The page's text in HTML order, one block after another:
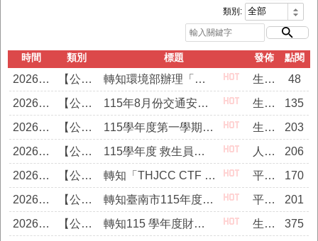
類別:
時間 類別 標題 發佈 點閱
2026/08/07 【公告】 轉知環境部辦理「環境部第1屆高級中等學校內永續部門養成培力計畫」。 生輔組長
48
2026/08/05
【公告】 115年8月份交通安全宣導主題及宣導圖 生輔組員
135
2026/08/04
【公告】 115學年度第一學期學生就學貸款申辦流程 生輔組員
203
2026/08/03
【公告】 115學年度 救生員甄選簡章 人事主任
206
2026/08/03
【公告】 轉知「THJCC CTF 2026 Summer 第三屆夏季臺灣高中職聯合資安競賽」 平台管理者
170
2026/08/03
【公告】 轉知臺南市115年度國中小SCRATCH暨AI程式設計競賽報名期程，請師生踴躍組隊參加。 平台管理者
201
2026/07/29
【公告】 轉知115 學年度財團法⼈台南市尚余慈善事業基⾦會獎助學⾦實施辦法。 生輔組長
375